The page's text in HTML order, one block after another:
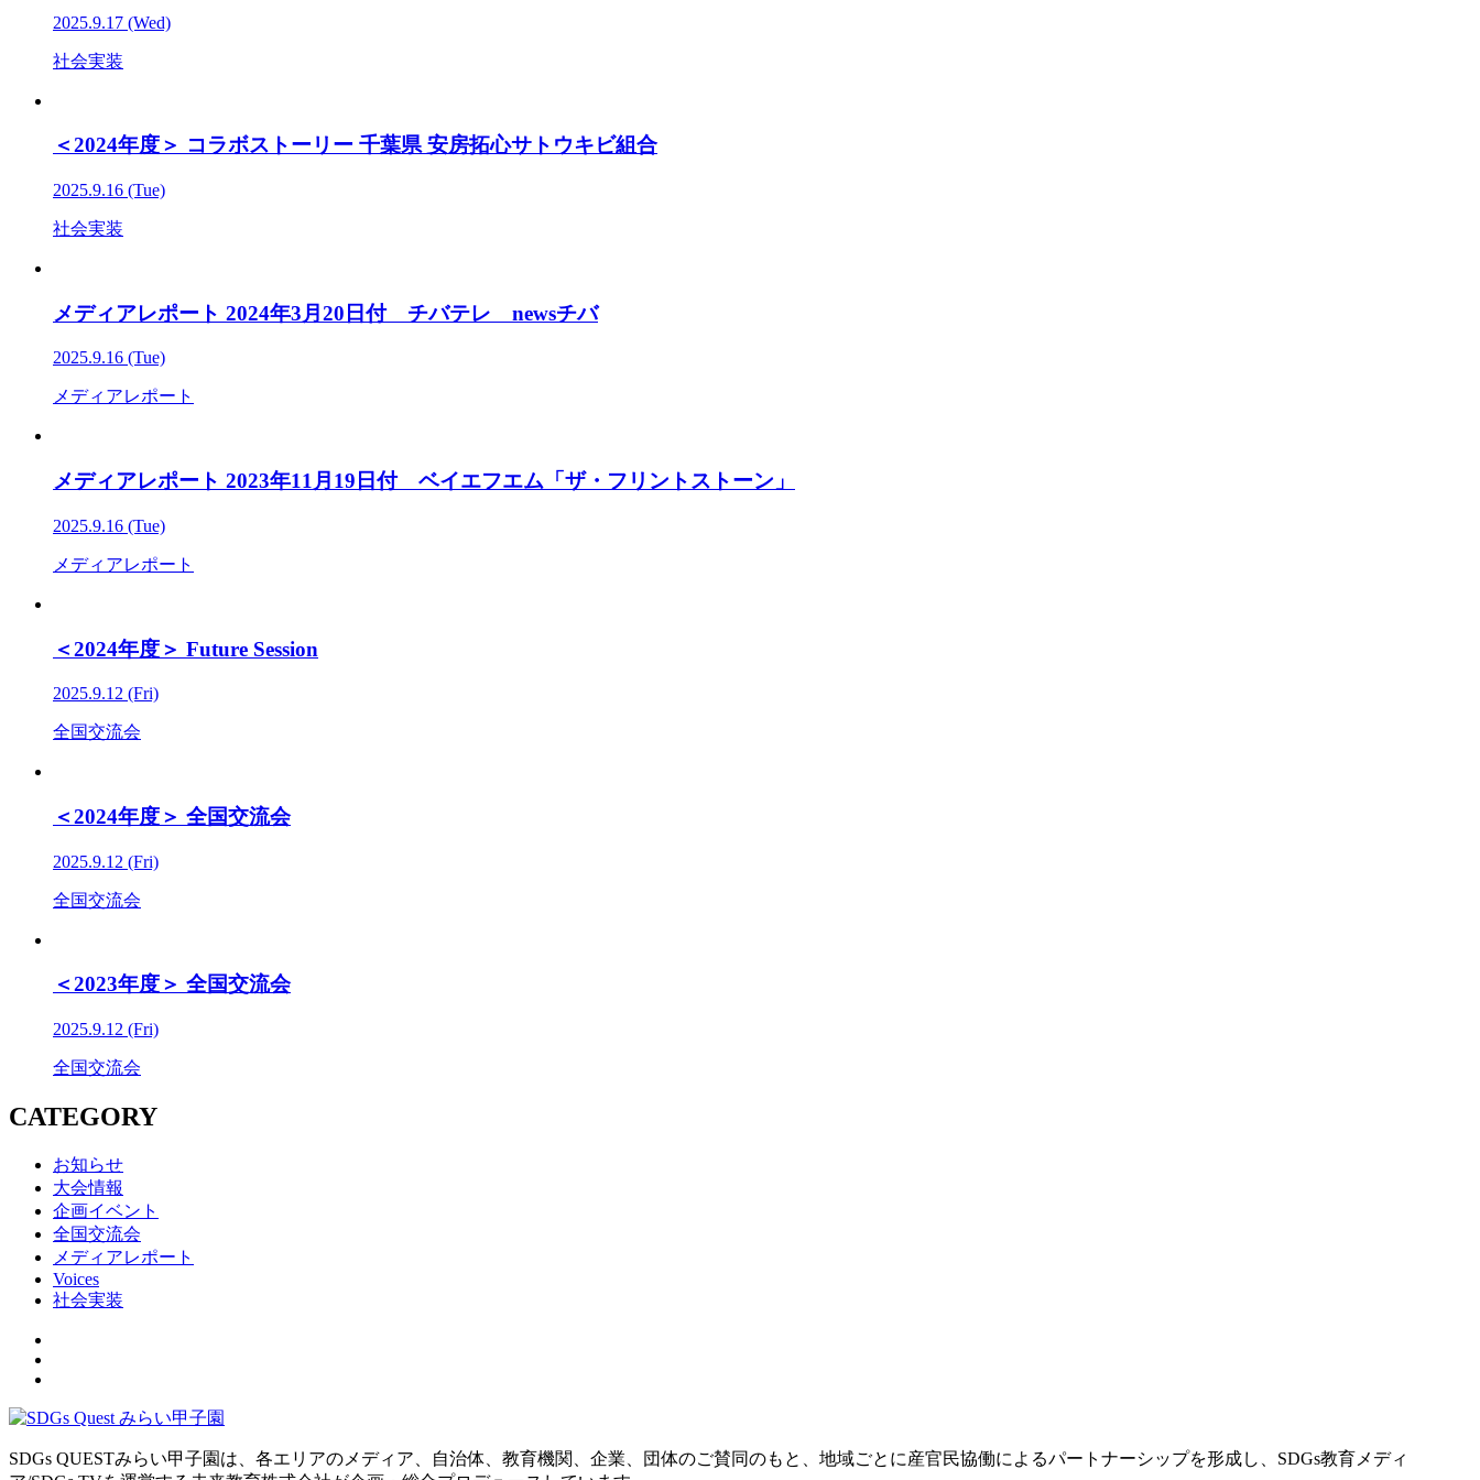
2025.9.17 (Wed)
社会実装
＜2024年度＞ コラボストーリー 千葉県 安房拓心サトウキビ組合
2025.9.16 (Tue)
社会実装
メディアレポート 2024年3月20日付 チバテレ newsチバ
2025.9.16 (Tue)
メディアレポート
メディアレポート 2023年11月19日付 ベイエフエム「ザ・フリントストーン」
2025.9.16 (Tue)
メディアレポート
＜2024年度＞ Future Session
2025.9.12 (Fri)
全国交流会
＜2024年度＞ 全国交流会
2025.9.12 (Fri)
全国交流会
＜2023年度＞ 全国交流会
2025.9.12 (Fri)
全国交流会
CATEGORY
お知らせ
大会情報
企画イベント
全国交流会
メディアレポート
Voices
社会実装
SDGs QUESTみらい甲子園は、各エリアのメディア、自治体、教育機関、企業、団体のご賛同のもと、地域ごとに産官民協働によるパートナーシップを形成し、SDGs教育メディ